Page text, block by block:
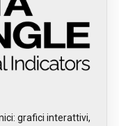
grafici interattivi,